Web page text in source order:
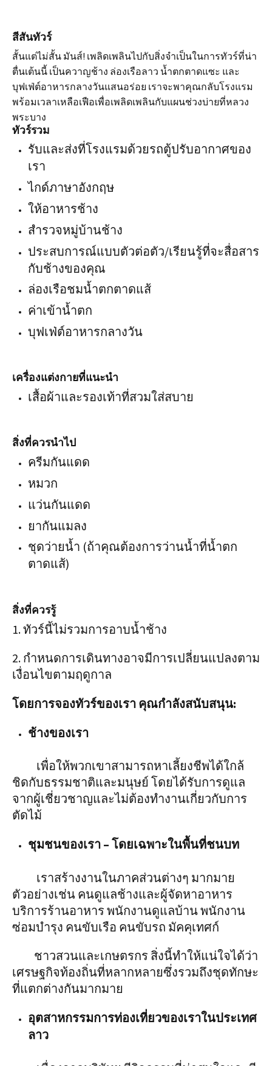
สีสันทัวร์
สั้นแต่ไม่สั้น มันส์! เพลิดเพลินไปกับสิ่งจำเป็นในการทัวร์ที่น่า
ตื่นเต้นนี้ เป็นควาญช้าง ล่องเรือลาว น้ำตกตาดแซะ และ
บุฟเฟ่ต์อาหารกลางวันแสนอร่อย เราจะพาคุณกลับโรงแรม
พร้อมเวลาเหลือเฟือเพื่อเพลิดเพลินกับแผนช่วงบ่ายที่หลวง
พระบาง
ทัวร์รวม
รับและส่งที่โรงแรมด้วยรถตู้ปรับอากาศของ
เรา
ไกด์ภาษาอังกฤษ
ให้อาหารช้าง
สำรวจหมู่บ้านช้าง
ประสบการณ์แบบตัวต่อตัว/เรียนรู้ที่จะสื่อสาร
กับช้างของคุณ
ล่องเรือชมน้ำตกตาดแส้
ค่าเข้าน้ำตก
บุฟเฟ่ต์อาหารกลางวัน
เครื่องแต่งกายที่แนะนำ
เสื้อผ้าและรองเท้าที่สวมใส่สบาย
สิ่งที่ควรนำไป
ครีมกันแดด
หมวก
แว่นกันแดด
ยากันแมลง
ชุดว่ายน้ำ (ถ้าคุณต้องการว่านน้ำที่น้ำตก
ตาดแส้)
สิ่งที่ควรรู้
1. ทัวร์นี้ไม่รวมการอาบน้ำช้าง
2. กำหนดการเดินทางอาจมีการเปลี่ยนแปลงตาม
เงื่อนไขตามฤดูกาล
โดยการจองทัวร์ของเรา คุณกำลังสนับสนุน:
ช้างของเรา
เพื่อให้พวกเขาสามารถหาเลี้ยงชีพได้ใกล้
ชิดกับธรรมชาติและมนุษย์ โดยได้รับการดูแล
จากผู้เชี่ยวชาญและไม่ต้องทำงานเกี่ยวกับการ
ตัดไม้
ชุมชนของเรา – โดยเฉพาะในพื้นที่ชนบท
เราสร้างงานในภาคส่วนต่างๆ มากมาย
ตัวอย่างเช่น คนดูแลช้างและผู้จัดหาอาหาร
บริการร้านอาหาร พนักงานดูแลบ้าน พนักงาน
ซ่อมบำรุง คนขับเรือ คนขับรถ มัคคุเทศก์
ชาวสวนและเกษตรกร สิ่งนี้ทำให้แน่ใจได้ว่า
เศรษฐกิจท้องถิ่นที่หลากหลายซึ่งรวมถึงชุดทักษะ
ที่แตกต่างกันมากมาย
อุตสาหกรรมการท่องเที่ยวของเราในประเทศ
ลาว